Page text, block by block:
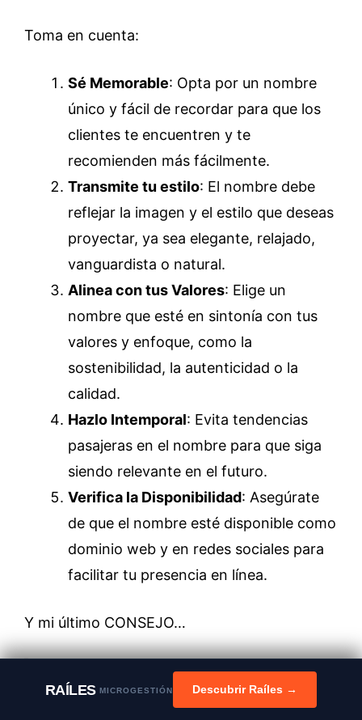
Toma en cuenta:
Sé Memorable: Opta por un nombre
único y fácil de recordar para que los
clientes te encuentren y te
recomienden más fácilmente.
Transmite tu estilo: El nombre debe
reflejar la imagen y el estilo que deseas
proyectar, ya sea elegante, relajado,
vanguardista o natural.
Alinea con tus Valores: Elige un
nombre que esté en sintonía con tus
valores y enfoque, como la
sostenibilidad, la autenticidad o la
calidad.
Hazlo Intemporal: Evita tendencias
pasajeras en el nombre para que siga
siendo relevante en el futuro.
Verifica la Disponibilidad: Asegúrate
de que el nombre esté disponible como
dominio web y en redes sociales para
facilitar tu presencia en línea.
Y mi último CONSEJO…
Selecciona un NOMBRE
RAÍLESMICROGESTIÓN Descubrir Raíles →